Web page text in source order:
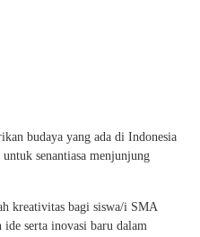
budaya yang ada di Indonesia
senantiasa menjunjung
kreativitas bagi siswa/i SMA
serta inovasi baru dalam